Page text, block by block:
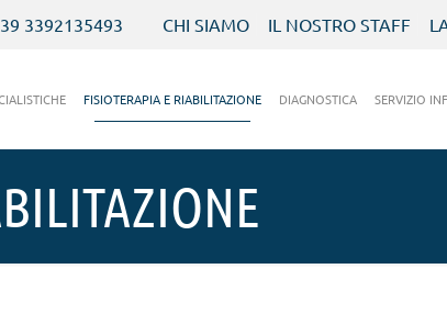
3392135493 CHI SIAMO IL NOSTRO STAFF
FISIOTERAPIA E RIABILITAZIONE DIAGNOSTICA SERVIZIO